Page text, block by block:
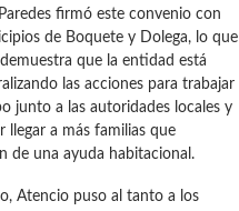
firmó este convenio con
de Boquete y Dolega, lo que
que la entidad está
las acciones para trabajar
junto a las autoridades locales y
llegar a más familias que
de una ayuda habitacional.
Atencio puso al tanto a los